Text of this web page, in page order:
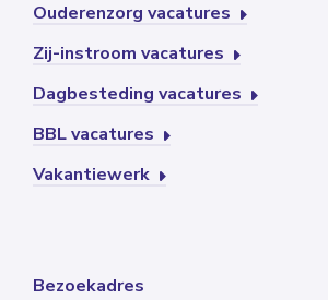
Ouderenzorg vacatures
Zij-instroom vacatures
Dagbesteding vacatures
BBL vacatures
Vakantiewerk
Bezoekadres